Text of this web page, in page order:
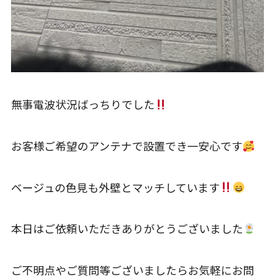
無事電波状況ばっちりでした
お客様ご希望のアンテナで設置でき一安心です
ベージュの色見も外壁とマッチしています
本日はご依頼いただきありがとうございました
ご不明点やご質問等ございましたらお気軽にお問